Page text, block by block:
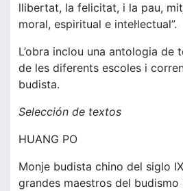
llibertat, la felicitat, i la pau,
moral, espiritual e intel·lectual”.
L’obra inclou una antologia de
de les diferents escoles i
budista.
Selección de textos
HUANG PO
Monje budista chino del siglo
grandes maestros del budismo